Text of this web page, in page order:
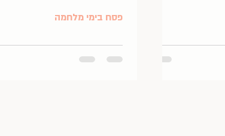
פסח בימי מלחמה